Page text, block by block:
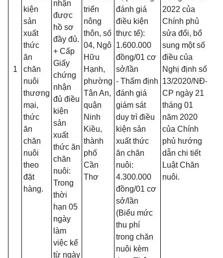
1
kiện
sản
xuất
thức
ăn
chăn
nuôi
thương
mại,
thức
ăn
chăn
nuôi
theo
đặt
hàng.
nhận
được
hồ sơ
đầy đủ.
+ Cấp
Giấy
chứng
nhận
đủ điều
kiện
sản
xuất
thức ăn
chăn
nuôi:
Trong
thời
hạn 05
ngày
làm
việc kể
từ ngày
triển
nông
thôn, số
04, Ngô
Hữu
Hạnh,
phường
Tân An,
quận
Ninh
Kiều,
thành
phố
Cần
Thơ
đánh giá
điều kiện
thực tế):
1.600.000
đồng/01 cơ
sở/lần
- Thẩm định
đánh giá
giám sát
duy trì điều
kiện sản
xuất thức
ăn chăn
nuôi:
4.300.000
đồng/01 cơ
sở/lần
(Biểu mức
thu phí
trong chăn
nuôi kèm
2022 của
Chính phủ
sửa đổi, bổ
sung một số
điều của
Nghị định số
13/2020/NĐ-
CP ngày 21
tháng 01
năm 2020
của Chính
phủ hướng
dẫn chi tiết
Luật Chăn
nuôi.